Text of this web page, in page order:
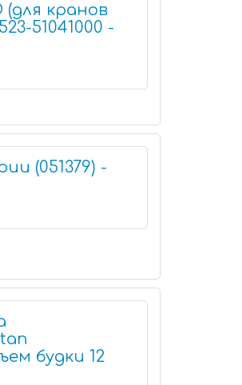
кранов
51041000 -
(051379) -
будки 12